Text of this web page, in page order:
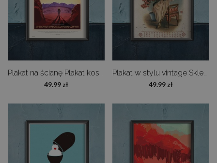
49.99 zł 49.99 zł